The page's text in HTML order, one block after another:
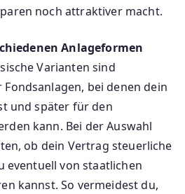
noch attraktiver macht.
Anlageformen
Varianten sind
bei denen dein
und später für den
kann. Bei der Auswahl
ob dein Vertrag steuerliche
eventuell von staatlichen
kannst. So vermeidest du,